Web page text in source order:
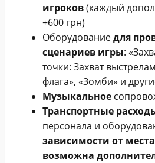
игроков(каждый
+600 грн)
Оборудованиедля
сценариев игры:
точки: Захват
флага», «Зомби» и
Музыкальное
Транспортные
персонала и
зависимости от
возможна